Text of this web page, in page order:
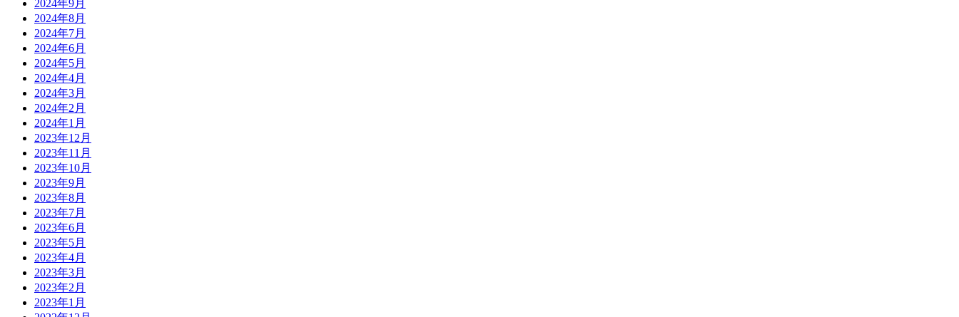
2024年9月
2024年8月
2024年7月
2024年6月
2024年5月
2024年4月
2024年3月
2024年2月
2024年1月
2023年12月
2023年11月
2023年10月
2023年9月
2023年8月
2023年7月
2023年6月
2023年5月
2023年4月
2023年3月
2023年2月
2023年1月